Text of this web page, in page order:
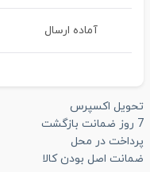
آماده ارسال
تحویل اکسپرس
7 روز ضمانت بازگشت
پرداخت در محل
ضمانت اصل بودن کالا